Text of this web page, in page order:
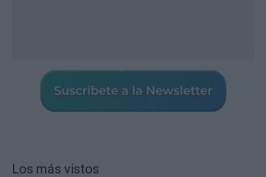
Los más vistos